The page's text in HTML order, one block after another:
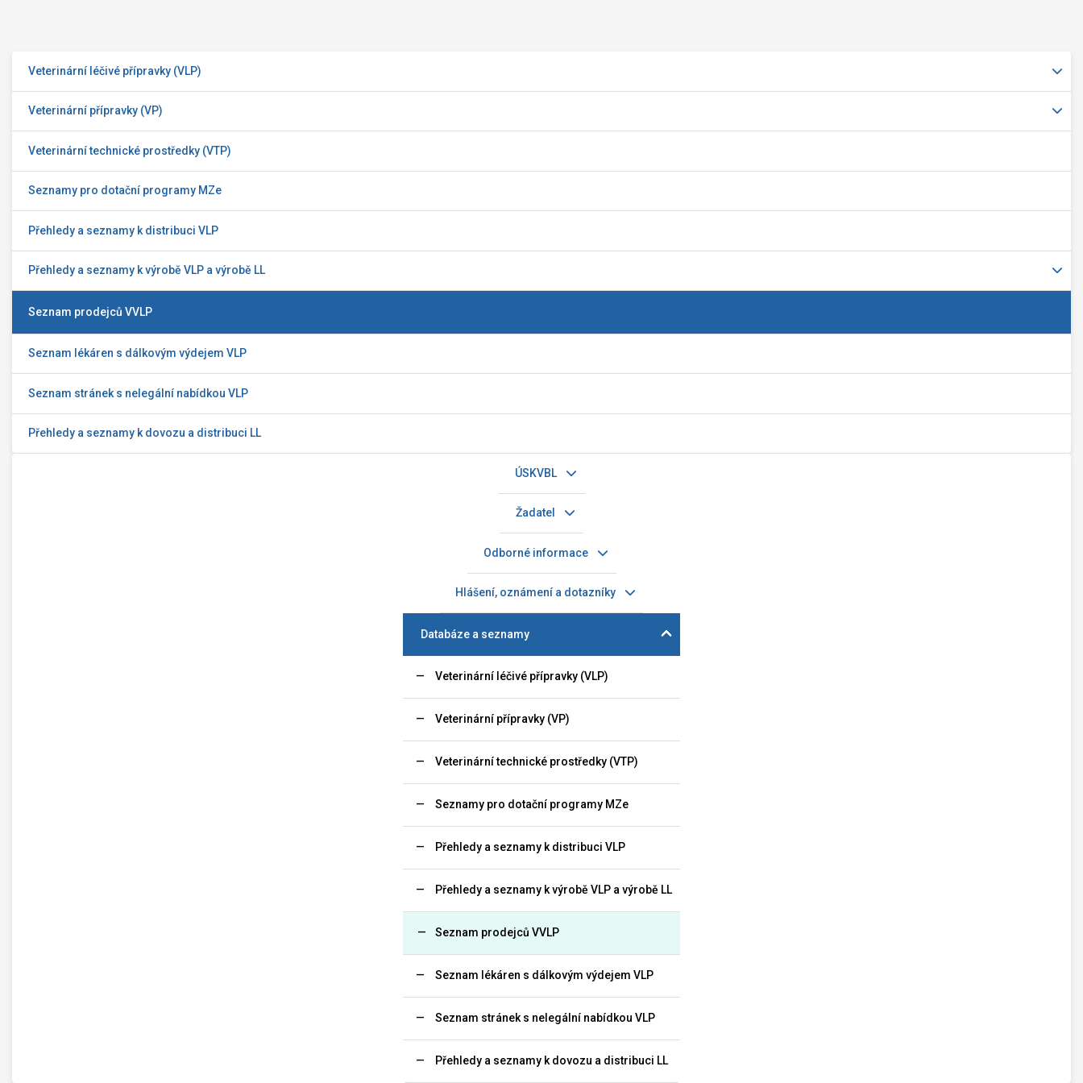
Veterinární léčivé přípravky (VLP)
Veterinární přípravky (VP)
Veterinární technické prostředky (VTP)
Seznamy pro dotační programy MZe
Přehledy a seznamy k distribuci VLP
Přehledy a seznamy k výrobě VLP a výrobě LL
Seznam prodejců VVLP
Seznam lékáren s dálkovým výdejem VLP
Seznam stránek s nelegální nabídkou VLP
Přehledy a seznamy k dovozu a distribuci LL
ÚSKVBL
Žadatel
Odborné informace
Hlášení, oznámení a dotazníky
Databáze a seznamy
Veterinární léčivé přípravky (VLP)
Veterinární přípravky (VP)
Veterinární technické prostředky (VTP)
Seznamy pro dotační programy MZe
Přehledy a seznamy k distribuci VLP
Přehledy a seznamy k výrobě VLP a výrobě LL
Seznam prodejců VVLP
Seznam lékáren s dálkovým výdejem VLP
Seznam stránek s nelegální nabídkou VLP
Přehledy a seznamy k dovozu a distribuci LL